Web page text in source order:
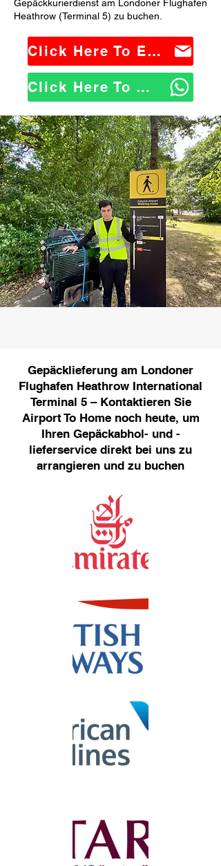
Gepäckkurierdienst am Londoner Flughafen
Heathrow (Terminal 5) zu buchen.
Click Here To Email Us
Click Here To WhatsApp Us
Gepäcklieferung am Londoner
Flughafen Heathrow International
Terminal 5 – Kontaktieren Sie
Airport To Home noch heute, um
Ihren Gepäckabhol- und -
lieferservice direkt bei uns zu
arrangieren und zu buchen